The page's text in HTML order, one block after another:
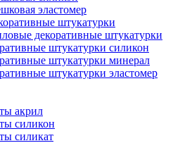
эластомер
штукатурки
декоративные штукатурки
штукатурки силикон
штукатурки минерал
штукатурки эластомер
акрил
силикон
силикат